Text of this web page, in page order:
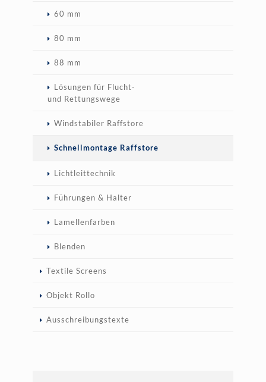
60 mm
80 mm
88 mm
Lösungen für Flucht-
und Rettungswege
Windstabiler Raffstore
Schnellmontage Raffstore
Lichtleittechnik
Führungen & Halter
Lamellenfarben
Blenden
Textile Screens
Objekt Rollo
Ausschreibungstexte